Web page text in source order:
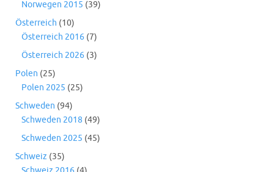
Norwegen 2015 (39)
Österreich (10)
Österreich 2016 (7)
Österreich 2026 (3)
Polen (25)
Polen 2025 (25)
Schweden (94)
Schweden 2018 (49)
Schweden 2025 (45)
Schweiz (35)